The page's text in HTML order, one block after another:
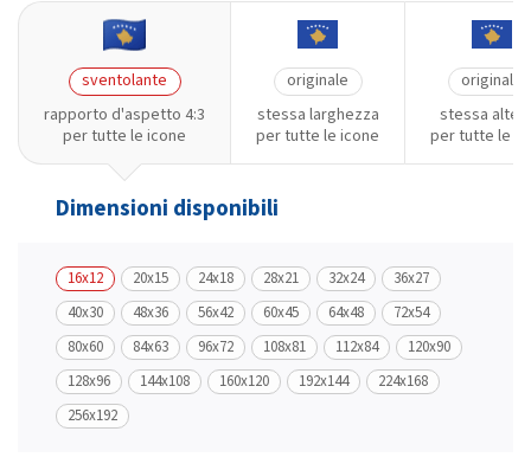
sventolante
rapporto d'aspetto 4:3
per tutte le icone
originale
stessa larghezza
per tutte le icone
originale
stessa
per tutte le
Dimensioni disponibili
16x12 20x15 24x18 28x21 32x24
36x27
40x30
48x36 56x42 60x45 64x48
72x54
80x60
84x63 96x72 108x81 112x84
120x90
128x96
144x108 160x120 192x144
224x168
256x192